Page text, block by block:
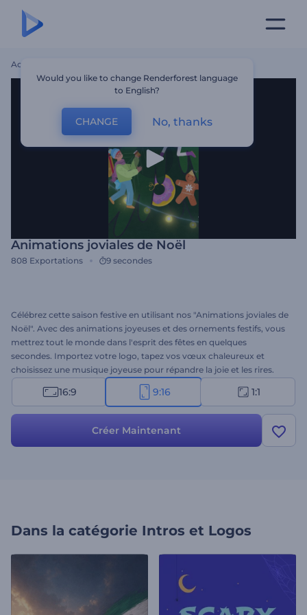
Accueil
Animations joviales de Noël
808 Exportations 9 secondes
Célébrez cette saison festive en utilisant nos "Animations joviales de
Noël". Avec des animations joyeuses et des ornements festifs, vous
mettrez tout le monde dans l'esprit des fêtes en quelques
secondes. Importez votre logo, tapez vos vœux chaleureux et
choisissez une musique joyeuse pour répandre la joie et les rires.
Parfait pour les vidéos de bienvenue, les introductions de logos de
vacances, les annonces spéciales, les promotions saisonnières, etc.
16:9 9:16 1:1
Créer Maintenant
Dans la catégorie Intros et Logos
Would you like to change Renderforest language
to English?
CHANGE No, thanks